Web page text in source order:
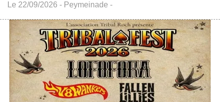
Le 22/09/2026 - Peymeinade -